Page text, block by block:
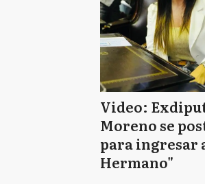
Video:
Moreno se
para ingresar
Hermano"